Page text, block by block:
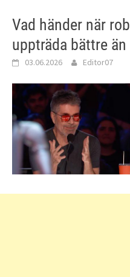
Vad händer när
uppträda bättre
03.06.2026 Editor07